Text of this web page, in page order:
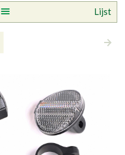
Lijst